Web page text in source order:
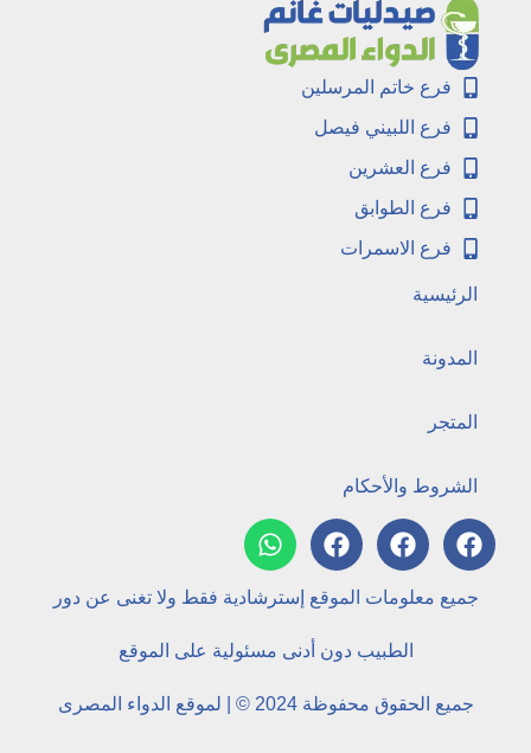
فرع خاتم المرسلين
فرع اللبيني فيصل
فرع العشرين
فرع الطوابق
فرع الاسمرات
الرئيسية
المدونة
المتجر
الشروط والأحكام
جميع معلومات الموقع إسترشادية فقط ولا تغنى عن دور
الطبيب دون أدنى مسئولية على الموقع
جميع الحقوق محفوظة 2024 © | لموقع الدواء المصرى